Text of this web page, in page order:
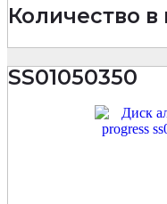
алмазный
граниту
Granite
Laser
400х10х25,4мм
Количество в
SS01050350